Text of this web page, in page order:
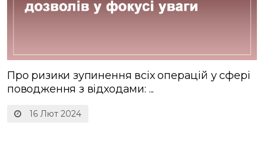
16 Лют 2024
Про ризики зупинення всіх операцій у сфері
поводження з відходами: ...